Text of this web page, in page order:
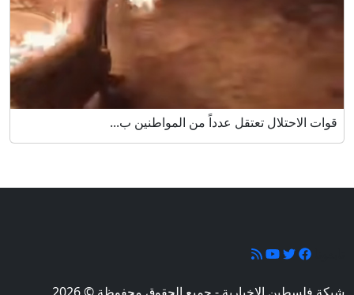
قوات الاحتلال تعتقل عدداً من المواطنين ب...